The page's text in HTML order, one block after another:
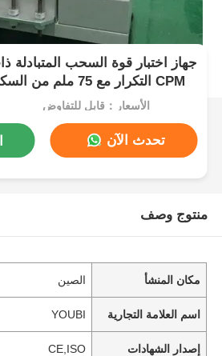
جهاز اختبار قوة السحب المتبادلة
التكرار مع 75 ملم من السكتة الدماغية وتردد 30 CPM
الأسعار：قابل للتفاوض
تحدث الآن
منتوج وصف
مكان المنشأ الصين
اسم العلامة التجارية YOUBI
إصدار الشهادات CE,ISO